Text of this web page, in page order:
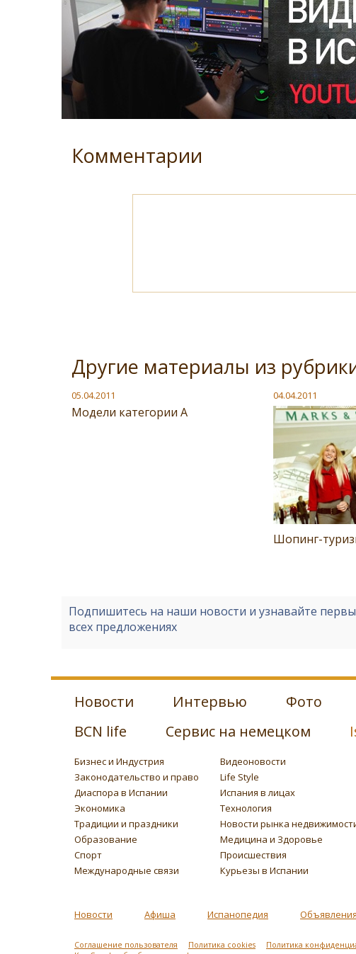
Комментарии
Другие материалы из
05.04.2011
Модели категории A
04.04.2011
Шопинг-
Подпишитесь на наши новости и узнавайте
всех предложениях
Новости Интервью Фото
BCN life
Сервис на немецком
Бизнес и Индустрия Видеоновости
Законодательство и право
Life Style
Диаспора в Испании
Испания в лицах
Экономика
Технология
Традиции и праздники
Новости рынка
Образование
Медицина и Здоровье
Спорт
Происшествия
Международные связи
Курьезы в Испании
Новости Афиша Испанопедия Объявления
Соглашение пользователя Политика cookies
Политика